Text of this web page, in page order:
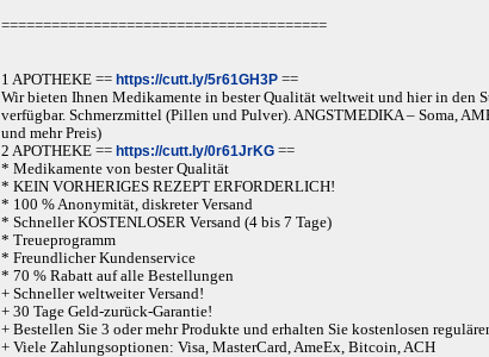
=======================================
1 APOTHEKE == https://cutt.ly/5r61GH3P ==
Wir bieten Ihnen Medikamente in bester Qualität weltweit und hier in den
verfügbar. Schmerzmittel (Pillen und Pulver). ANGSTMEDIKA – Soma,
und mehr Preis)
2 APOTHEKE == https://cutt.ly/0r61JrKG ==
* Medikamente von bester Qualität
* KEIN VORHERIGES REZEPT ERFORDERLICH!
* 100 % Anonymität, diskreter Versand
* Schneller KOSTENLOSER Versand (4 bis 7 Tage)
* Treueprogramm
* Freundlicher Kundenservice
* 70 % Rabatt auf alle Bestellungen
+ Schneller weltweiter Versand!
+ 30 Tage Geld-zurück-Garantie!
+ Bestellen Sie 3 oder mehr Produkte und erhalten Sie kostenlosen
+ Viele Zahlungsoptionen: Visa, MasterCard, AmeEx, Bitcoin, ACH